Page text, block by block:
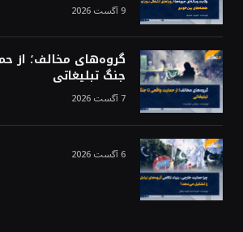
9 آگست 2026
گروه‌های مخالف؛ از
جنگ تبلیغاتی
7 آگست 2026
6 آگست 2026